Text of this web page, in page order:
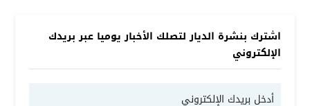
اشترك بنشرة الديار لتصلك الأخبار يوميا عبر بريدك
الإلكتروني